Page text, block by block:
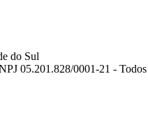
do Sul
05.201.828/0001-21 - Todos